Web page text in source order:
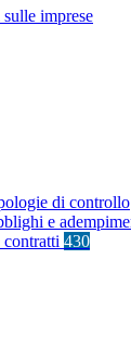
imprese
di controllo
e
430